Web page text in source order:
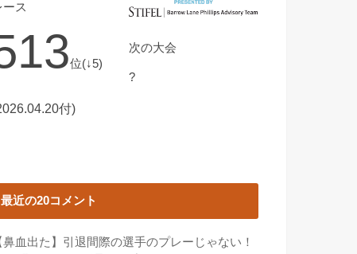
ース
位(↓5)
付)
次の大会
?
最近の20コメント
鼻血出た】引退間際の選手のプレーじゃない！